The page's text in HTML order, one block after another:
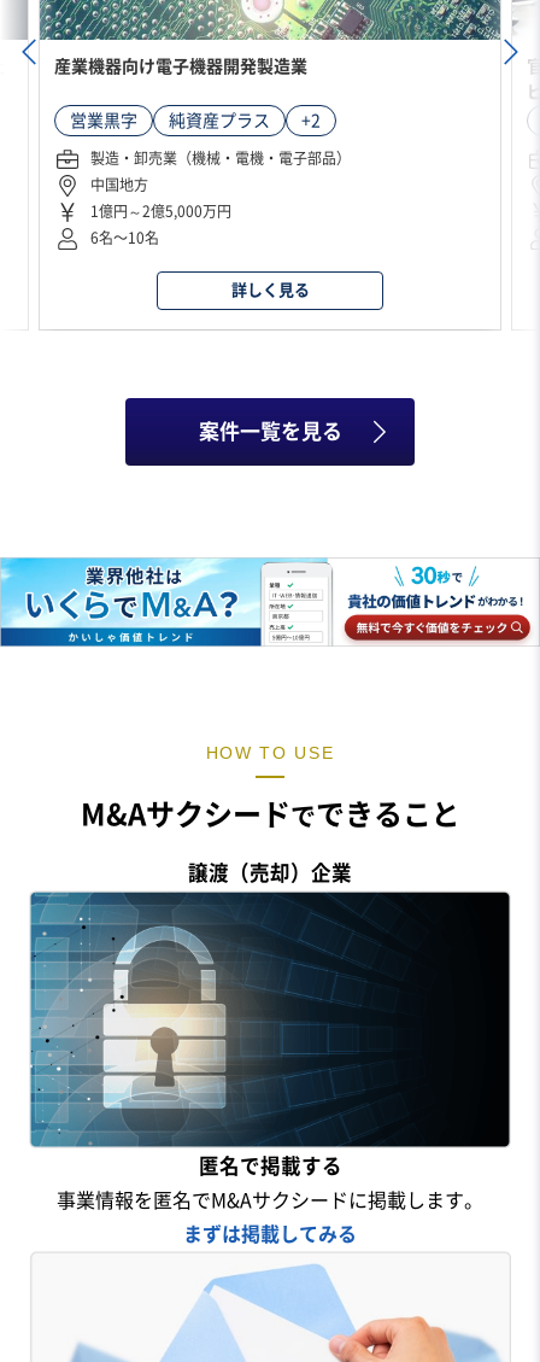
産業機器向け電子機器開発製造業
営業黒字 純資産プラス +2
製造・卸売業（機械・電機・電子部品）
中国地方
1億円～2億5,000万円
6名〜10名
詳しく見る
案件一覧を見る
HOW TO USE
M&Aサクシードでできること
譲渡（売却）企業
匿名で掲載する
事業情報を匿名でM&Aサクシードに掲載します。
まずは掲載してみる